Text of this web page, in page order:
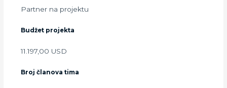
Partner na projektu
Budžet projekta
11.197,00 USD
Broj članova tima